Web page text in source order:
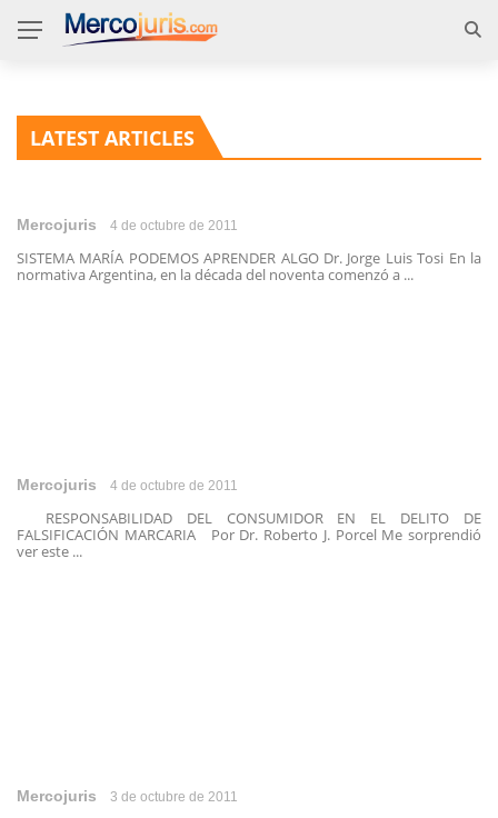
LATEST ARTICLES
Mercojuris 4 de octubre de 2011
SISTEMA MARÍA PODEMOS APRENDER ALGO Dr. Jorge Luis Tosi En la
normativa Argentina, en la década del noventa comenzó a ...
Mercojuris 4 de octubre de 2011
RESPONSABILIDAD DEL CONSUMIDOR EN EL DELITO DE
FALSIFICACIÓN MARCARIA Por Dr. Roberto J. Porcel Me sorprendió
ver este ...
Mercojuris 3 de octubre de 2011